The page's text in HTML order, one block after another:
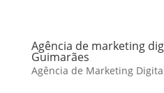
Agência de marketing
Guimarães
Agência de Marketing